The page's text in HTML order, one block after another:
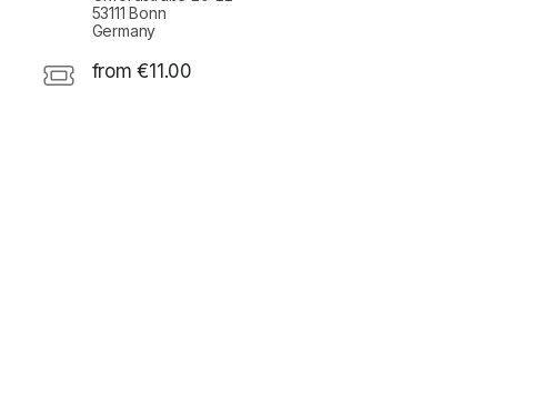
53111 Bonn
Germany
from €11.00